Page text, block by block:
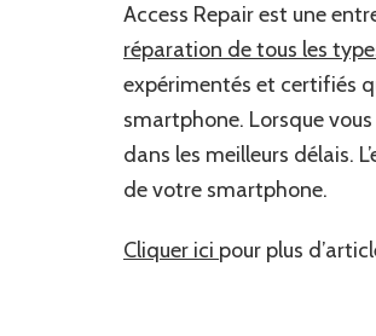
Access Repair est une
réparation de tous les
expérimentés et certifiés
smartphone. Lorsque
dans les meilleurs délais.
de votre smartphone.
Cliquer ici pour plus